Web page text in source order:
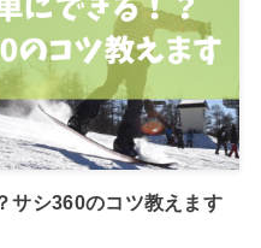
サシ360のコツ教えます